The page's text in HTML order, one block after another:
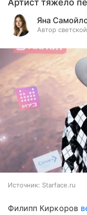
Артист тяжело
Яна
Автор
Источник: Starface.ru
Филипп Киркоров